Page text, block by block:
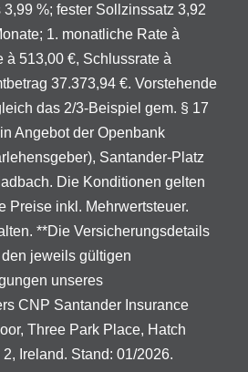
%; fester Sollzinssatz 3,92
1. monatliche Rate à
à 513,00 €, Schlussrate à
37.373,94 €. Vorstehende
das 2/3-Beispiel gem. § 17
Angebot der Openbank
Santander-Platz
Die Konditionen gelten
Preise inkl. Mehrwertsteuer.
**Die Versicherungsdetails
jeweils gültigen
unseres
CNP Santander Insurance
Three Park Place, Hatch
Ireland. Stand: 01/2026.